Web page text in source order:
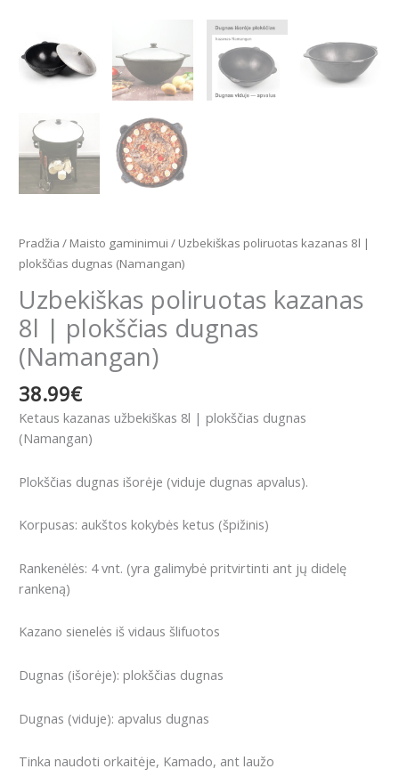
Pradžia / Maisto gaminimui / Uzbekiškas poliruotas kazanas 8l |
plokščias dugnas (Namangan)
Uzbekiškas poliruotas kazanas
8l | plokščias dugnas
(Namangan)
38.99€
Ketaus kazanas užbekiškas 8l | plokščias dugnas
(Namangan)
Plokščias dugnas išorėje (viduje dugnas apvalus).
Korpusas: aukštos kokybės ketus (špižinis)
Rankenėlės: 4 vnt. (yra galimybė pritvirtinti ant jų didelę
rankeną)
Kazano sienelės iš vidaus šlifuotos
Dugnas (išorėje): plokščias dugnas
Dugnas (viduje): apvalus dugnas
Tinka naudoti orkaitėje, Kamado, ant laužo